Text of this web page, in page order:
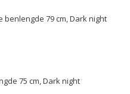
79 cm, Dark night
75 cm, Dark night